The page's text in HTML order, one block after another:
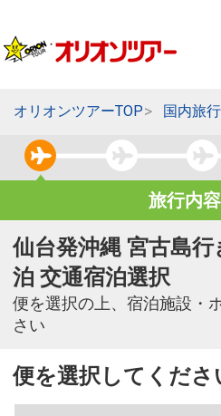
オリオンツアーTOP 国内旅
旅行内
仙台発沖縄 宮古島
泊 交通宿泊選択
便を選択の上、宿泊施設・
さい
便を選択してくださ